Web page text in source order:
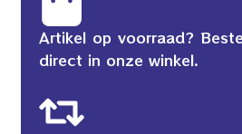
Artikel op voorraad?
direct in onze winkel.